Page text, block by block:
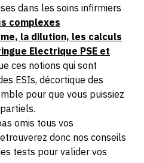
dans les soins infirmiers
complexes
la dilution, les calculs
Electrique PSE et
ces notions qui sont
ESIs, décortique des
pour que vous puissiez
omis tous vos
donc nos conseils
tests pour valider vos